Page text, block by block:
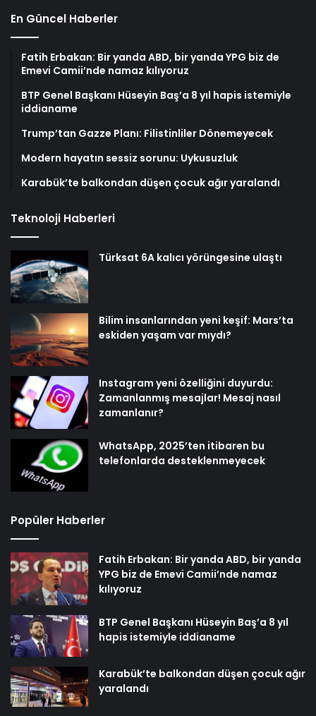
En Güncel Haberler
Fatih Erbakan: Bir yanda ABD, bir yanda YPG biz de
Emevi Camii’nde namaz kılıyoruz
BTP Genel Başkanı Hüseyin Baş’a 8 yıl hapis istemiyle
iddianame
Trump’tan Gazze Planı: Filistinliler Dönemeyecek
Modern hayatın sessiz sorunu: Uykusuzluk
Karabük’te balkondan düşen çocuk ağır yaralandı
Teknoloji Haberleri
Türksat 6A kalıcı yörüngesine ulaştı
Bilim insanlarından yeni keşif: Mars’ta
eskiden yaşam var mıydı?
Instagram yeni özelliğini duyurdu:
Zamanlanmış mesajlar! Mesaj nasıl
zamanlanır?
WhatsApp, 2025’ten itibaren bu
telefonlarda desteklenmeyecek
Popüler Haberler
Fatih Erbakan: Bir yanda ABD, bir yanda
YPG biz de Emevi Camii’nde namaz
kılıyoruz
BTP Genel Başkanı Hüseyin Baş’a 8 yıl
hapis istemiyle iddianame
Karabük’te balkondan düşen çocuk ağır
yaralandı